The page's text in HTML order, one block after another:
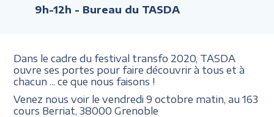
9h-12h - Bureau du TASDA
Dans le cadre du festival transfo 2020, TASDA
ouvre ses portes pour faire découvrir à tous et à
chacun ... ce que nous faisons !
Venez nous voir le vendredi 9 octobre matin, au 163
cours Berriat, 38000 Grenoble